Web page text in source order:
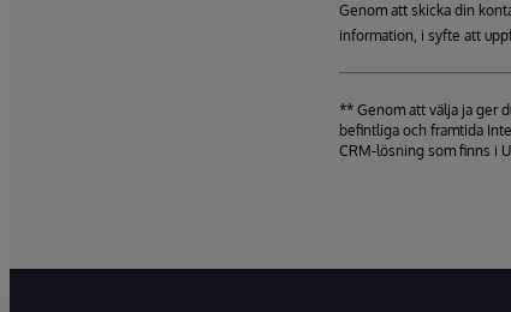
Genom att skicka din
information, i syfte att
** Genom att välja ja ger
befintliga och framtida
CRM-lösning som finns i